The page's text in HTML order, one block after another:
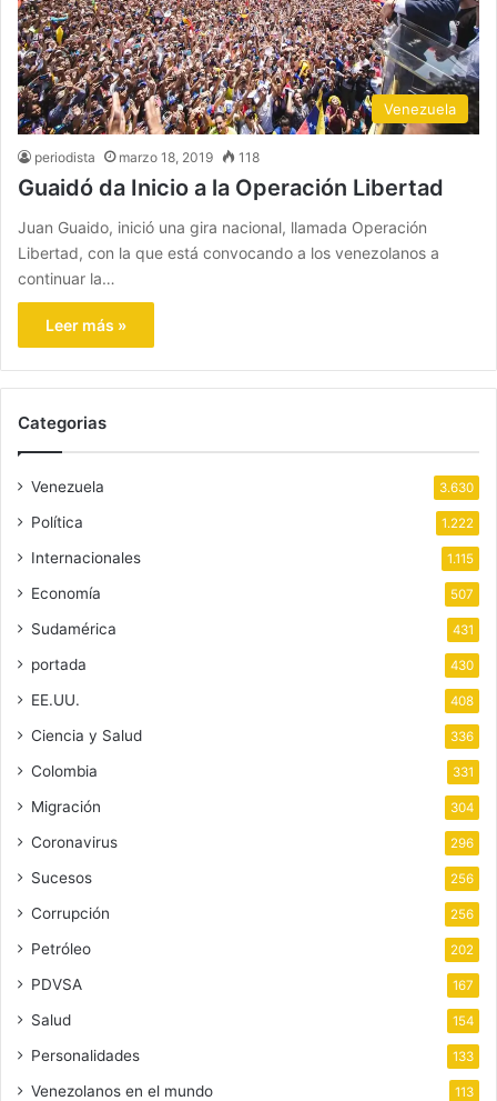
Venezuela
periodista marzo 18, 2019 118
Guaidó da Inicio a la Operación Libertad
Juan Guaido, inició una gira nacional, llamada Operación
Libertad, con la que está convocando a los venezolanos a
continuar la…
Leer más »
Categorias
Venezuela 3.630
Política 1.222
Internacionales 1.115
Economía 507
Sudamérica 431
portada 430
EE.UU. 408
Ciencia y Salud 336
Colombia 331
Migración 304
Coronavirus 296
Sucesos 256
Corrupción 256
Petróleo 202
PDVSA 167
Salud 154
Personalidades 133
Venezolanos en el mundo 113